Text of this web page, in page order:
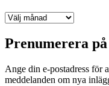
ARKIV
Prenumerera
Ange din e-postadress för
meddelanden om nya